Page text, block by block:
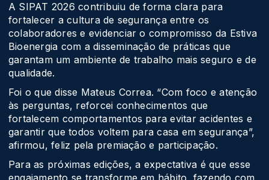
A SIPAT 2026 contribuiu de forma clara para
fortalecer a cultura de segurança entre os
colaboradores e evidenciar o compromisso da Estiva
Bioenergia com a disseminação de práticas que
garantam um ambiente de trabalho mais seguro e de
qualidade.
Foi o que disse Mateus Correa. “Com foco e atenção
às perguntas, reforcei conhecimentos que
fortalecem comportamentos para evitar acidentes e
garantir que todos voltem para casa em segurança”,
afirmou, feliz pela premiação e participação.
Para as próximas edições, a expectativa é que esse